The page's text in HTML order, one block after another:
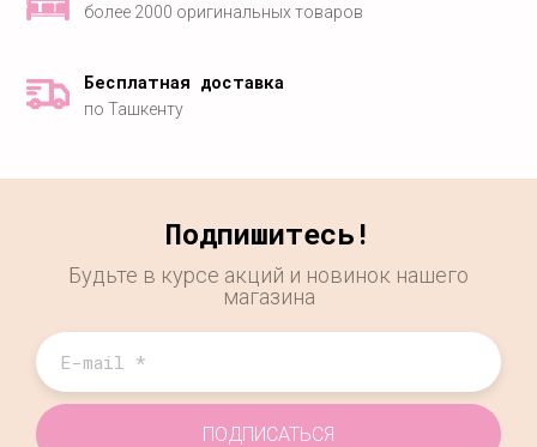
более 2000 оригинальных товаров
Бесплатная доставка
по Ташкенту
Подпишитесь!
Будьте в курсе акций и новинок нашего
магазина
ПОДПИСАТЬСЯ